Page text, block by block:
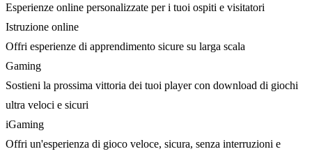
Esperienze online personalizzate per i tuoi ospiti e visitatori
Istruzione online
Offri esperienze di apprendimento sicure su larga scala
Gaming
Sostieni la prossima vittoria dei tuoi player con download di giochi
ultra veloci e sicuri
iGaming
Offri un'esperienza di gioco veloce, sicura, senza interruzioni e